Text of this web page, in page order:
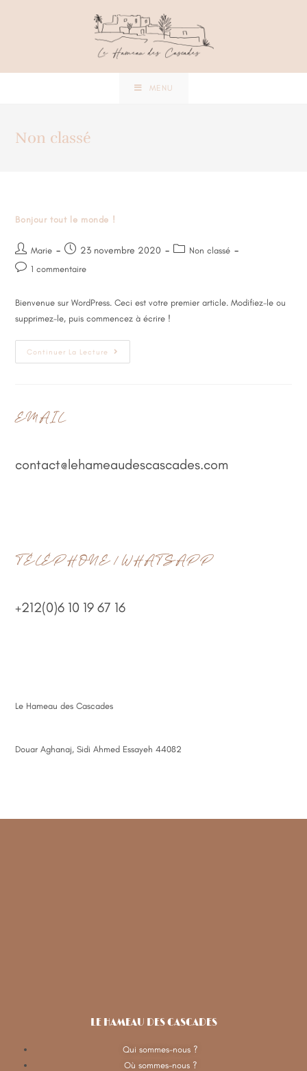
MENU
Non classé
Bonjour tout le monde !
Marie 23 novembre 2020
Non classé
1 commentaire
Bienvenue sur WordPress. Ceci est votre premier article. Modifiez-le ou
supprimez-le, puis commencez à écrire !
Continuer La Lecture
EMAIL
contact@lehameaudescascades.com
TÉLÉPHONE / WHATSAPP
+212(0)6 10 19 67 16
Le Hameau des Cascades
Douar Aghanaj, Sidi Ahmed Essayeh 44082
LE HAMEAU DES CASCADES
Qui sommes-nous ?
Où sommes-nous ?